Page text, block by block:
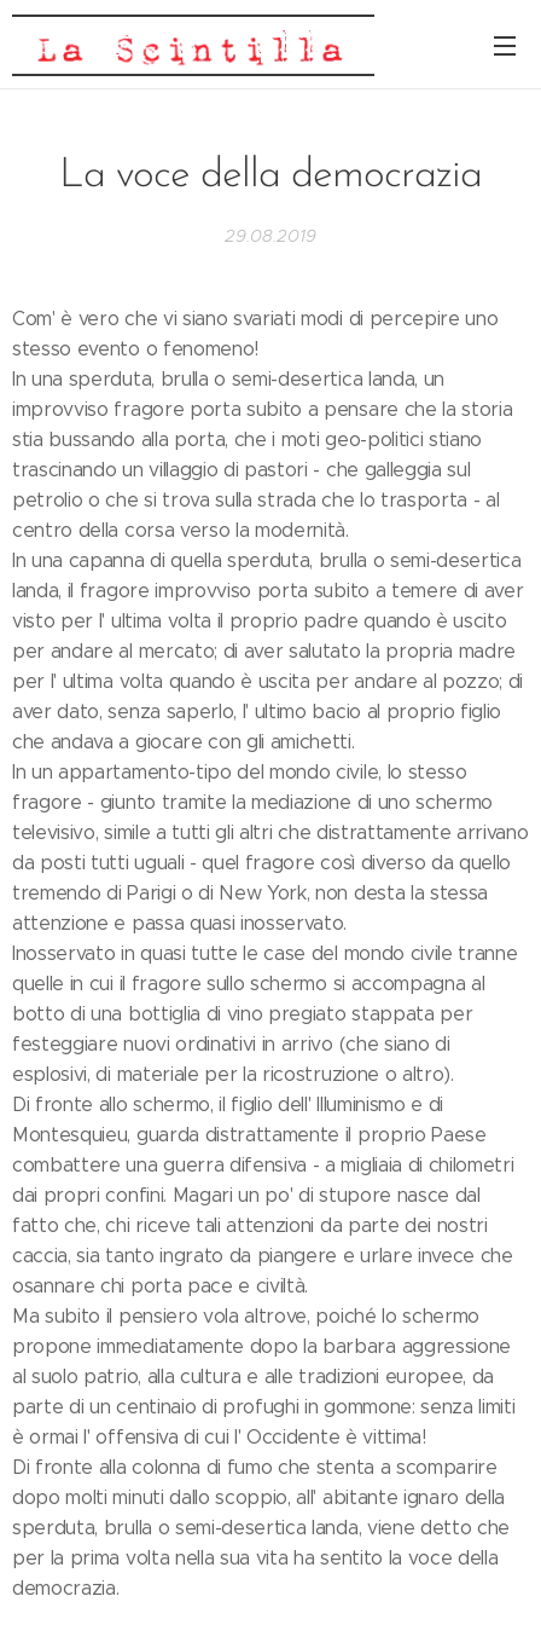
La voce della democrazia
29.08.2019
Com' è vero che vi siano svariati modi di percepire uno
stesso evento o fenomeno!
In una sperduta, brulla o semi-desertica landa, un
improvviso fragore porta subito a pensare che la storia
stia bussando alla porta, che i moti geo-politici stiano
trascinando un villaggio di pastori - che galleggia sul
petrolio o che si trova sulla strada che lo trasporta - al
centro della corsa verso la modernità.
In una capanna di quella sperduta, brulla o semi-desertica
landa, il fragore improvviso porta subito a temere di aver
visto per l' ultima volta il proprio padre quando è uscito
per andare al mercato; di aver salutato la propria madre
per l' ultima volta quando è uscita per andare al pozzo; di
aver dato, senza saperlo, l' ultimo bacio al proprio figlio
che andava a giocare con gli amichetti.
In un appartamento-tipo del mondo civile, lo stesso
fragore - giunto tramite la mediazione di uno schermo
televisivo, simile a tutti gli altri che distrattamente arrivano
da posti tutti uguali - quel fragore così diverso da quello
tremendo di Parigi o di New York, non desta la stessa
attenzione e passa quasi inosservato.
Inosservato in quasi tutte le case del mondo civile tranne
quelle in cui il fragore sullo schermo si accompagna al
botto di una bottiglia di vino pregiato stappata per
festeggiare nuovi ordinativi in arrivo (che siano di
esplosivi, di materiale per la ricostruzione o altro).
Di fronte allo schermo, il figlio dell' Illuminismo e di
Montesquieu, guarda distrattamente il proprio Paese
combattere una guerra difensiva - a migliaia di chilometri
dai propri confini. Magari un po' di stupore nasce dal
fatto che, chi riceve tali attenzioni da parte dei nostri
caccia, sia tanto ingrato da piangere e urlare invece che
osannare chi porta pace e civiltà.
Ma subito il pensiero vola altrove, poiché lo schermo
propone immediatamente dopo la barbara aggressione
al suolo patrio, alla cultura e alle tradizioni europee, da
parte di un centinaio di profughi in gommone: senza limiti
è ormai l' offensiva di cui l' Occidente è vittima!
Di fronte alla colonna di fumo che stenta a scomparire
dopo molti minuti dallo scoppio, all' abitante ignaro della
sperduta, brulla o semi-desertica landa, viene detto che
per la prima volta nella sua vita ha sentito la voce della
democrazia.